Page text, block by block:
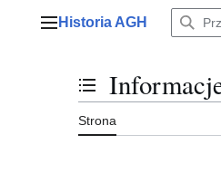
Menu główne
Historia AGH
Przełącz stan spisu
Strona